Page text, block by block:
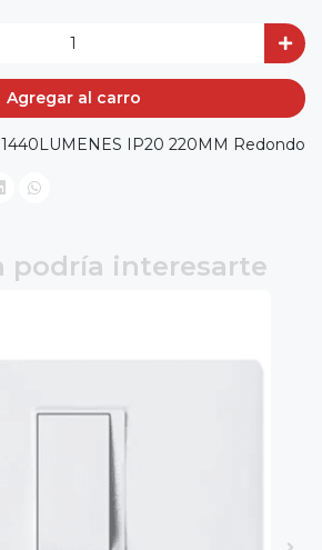
Agregar al carro
IP20 220MM Redondo
podría interesarte